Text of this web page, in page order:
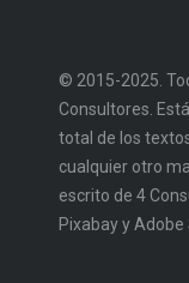
© 2015-2025.
Consultores.
total de los
cualquier otro
escrito de 4
Pixabay y Adobe